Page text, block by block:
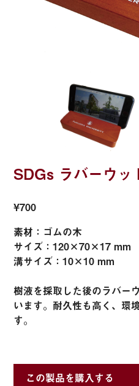
SDGs ラバーウッ
¥700
素材：ゴムの木
サイズ：120×70×17 mm
溝サイズ：10×10 mm
樹液を採取した後のラバー
います。耐久性も高く、環
す。
この製品を購入する